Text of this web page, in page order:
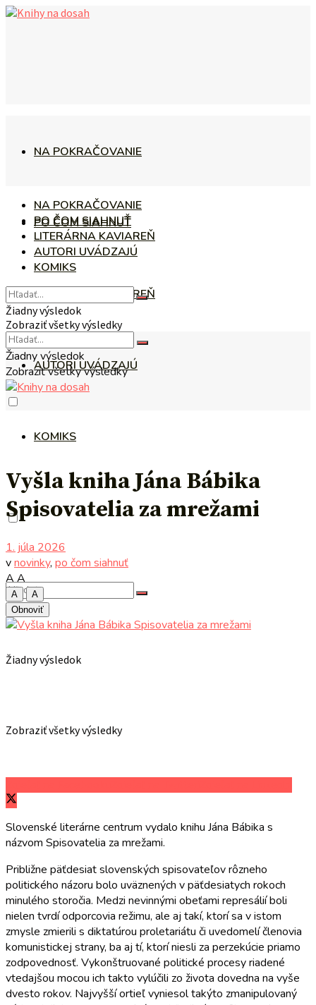
NA POKRAČOVANIE
PO ČOM SIAHNUŤ
LITERÁRNA KAVIAREŇ
AUTORI UVÁDZAJÚ
KOMIKS
Žiadny výsledok
Zobraziť všetky výsledky
NA POKRAČOVANIE
PO ČOM SIAHNUŤ
LITERÁRNA KAVIAREŇ
AUTORI UVÁDZAJÚ
KOMIKS
Žiadny výsledok
Zobraziť všetky výsledky
Žiadny výsledok
Zobraziť všetky výsledky
Vyšla kniha Jána Bábika
Spisovatelia za mrežami
1. júla 2026
vnovinky, po čom siahnuť
AA
A
A
Obnoviť
Slovenské literárne centrum vydalo knihu Jána Bábika s
názvom Spisovatelia za mrežami.
Približne päťdesiat slovenských spisovateľov rôzneho
politického názoru bolo uväznených v päťdesiatych rokoch
minulého storočia. Medzi nevinnými obeťami represálií boli
nielen tvrdí odporcovia režimu, ale aj takí, ktorí sa v istom
zmysle zmierili s diktatúrou proletariátu či uvedomelí členovia
komunistickej strany, ba aj tí, ktorí niesli za perzekúcie priamo
zodpovednosť. Vykonštruované politické procesy riadené
vtedajšou mocou ich takto vylúčili zo života dovedna na vyše
dvesto rokov. Najvyšší ortieľ vyniesol takýto zmanipulovaný